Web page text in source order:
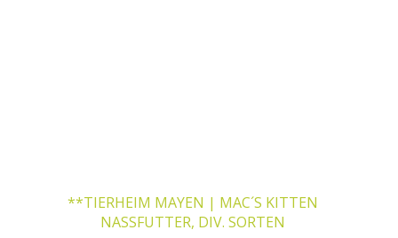
**TIERHEIM MAYEN | MAC´S KITTEN
NASSFUTTER, DIV. SORTEN